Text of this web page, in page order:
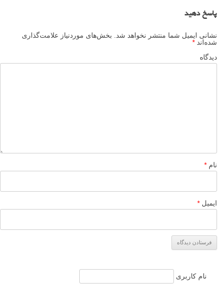
پاسخ دهید
نشانی ایمیل شما منتشر نخواهد شد.
بخش‌های موردنیاز علامت‌گذاری
شده‌اند *
دیدگاه
نام *
ایمیل *
نام کاربری